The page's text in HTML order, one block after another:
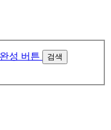
검색